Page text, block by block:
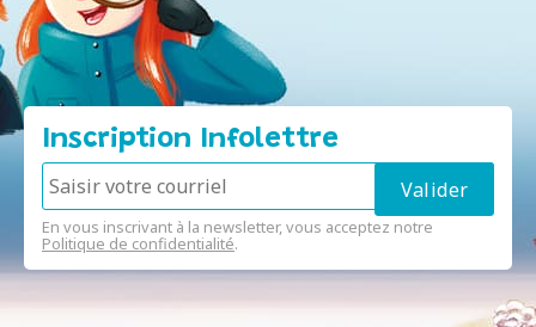
Inscription Infolettre
En vous inscrivant à la newsletter, vous acceptez notre
Politique de confidentialité.